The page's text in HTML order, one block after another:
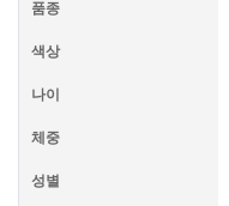
품종
색상
나이
체중
성별